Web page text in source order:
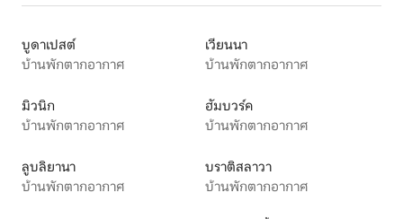
บูดาเปสต์
บ้านพักตากอากาศ
เวียนนา
บ้านพักตากอากาศ
มิวนิก
บ้านพักตากอากาศ
ฮัมบวร์ค
บ้านพักตากอากาศ
ลูบลิยานา
บ้านพักตากอากาศ
บราติสลาวา
บ้านพักตากอากาศ